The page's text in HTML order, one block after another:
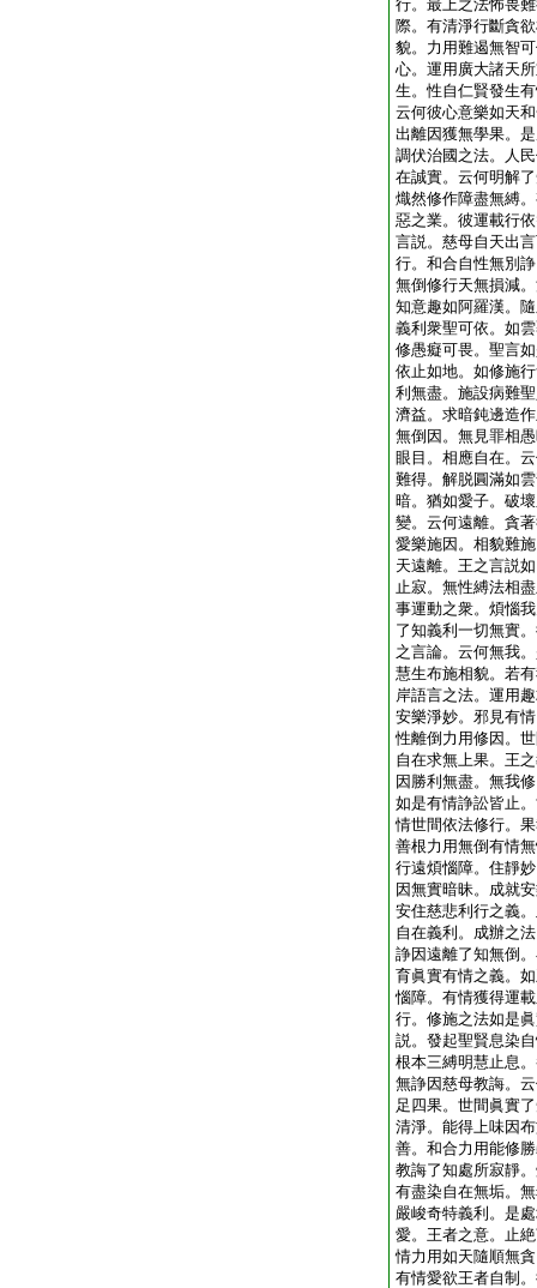
行。最上之法怖畏
際。有清淨行斷貪
貌。力用難遏無智
心。運用廣大諸天
生。性自仁賢發生
云何彼心意樂如天
出離因獲無學果。
調伏治國之法。人
在誠實。云何明解
熾然修作障盡無縛
惡之業。彼運載行
言説。慈母自天出
行。和合自性無別
無倒修行天無損減
知意趣如阿羅漢。
義利衆聖可依。如
修愚癡可畏。聖言
依止如地。如修施
利無盡。施設病難
濟益。求暗鈍邊造
無倒因。無見罪相
眼目。相應自在。
難得。解脱圓滿如
暗。猶如愛子。破
變。云何遠離。貪
愛樂施因。相貌難
天遠離。王之言説
止寂。無性縛法相
事運動之衆。煩惱
了知義利一切無實
之言論。云何無我
慧生布施相貌。若
岸語言之法。運用
安樂淨妙。邪見有
性離倒力用修因。
自在求無上果。王
因勝利無盡。無我
如是有情諍訟皆止
情世間依法修行。
善根力用無倒有情
行遠煩惱障。住靜
因無實暗昧。成就
安住慈悲利行之義
自在義利。成辦之
諍因遠離了知無倒
育眞實有情之義。
惱障。有情獲得運
行。修施之法如是
説。發起聖賢息染
根本三縛明慧止息
無諍因慈母教誨。
足四果。世間眞實
清淨。能得上味因
善。和合力用能修
教誨了知處所寂靜
有盡染自在無垢。
嚴峻奇特義利。是
愛。王者之意。止
情力用如天隨順無
有情愛欲王者自制